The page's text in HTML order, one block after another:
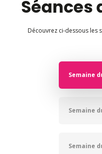
Séances
Découvrez ci-dessous les
Semaine
Semaine
Semaine